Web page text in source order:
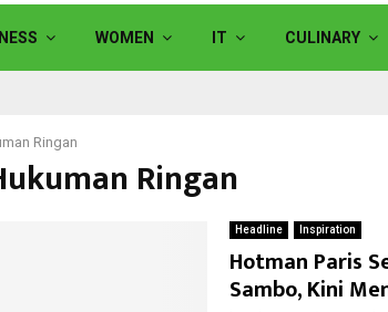
WOMEN IT CULINARY
Ringan
Ringan
Headline Inspiration
Hotman Paris
Sambo, Kini